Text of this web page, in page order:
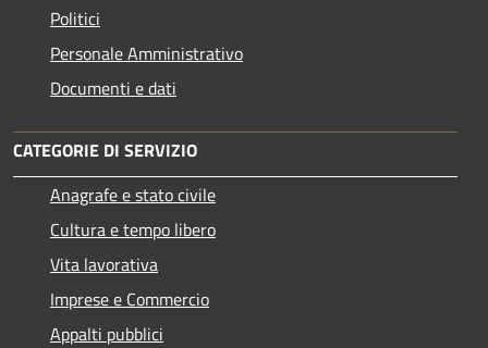
Politici
Personale Amministrativo
Documenti e dati
CATEGORIE DI SERVIZIO
Anagrafe e stato civile
Cultura e tempo libero
Vita lavorativa
Imprese e Commercio
Appalti pubblici